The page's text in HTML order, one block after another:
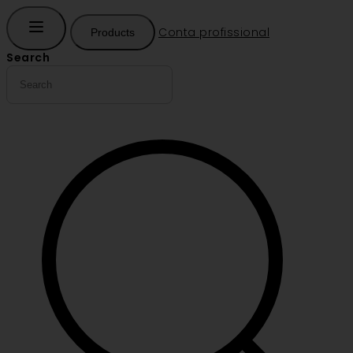
Products
Conta profissional
Search